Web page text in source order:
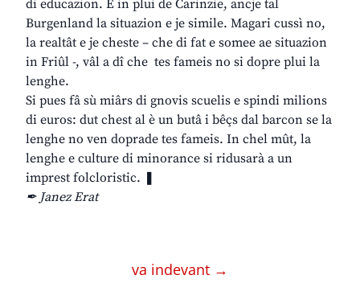
di educazion. E in plui de Carinzie, ancje tal
Burgenland la situazion e je simile. Magari cussì no,
la realtât e je cheste – che di fat e somee ae situazion
in Friûl -, vâl a dî che tes fameis no si dopre plui la
lenghe.
Si pues fâ sù miârs di gnovis scuelis e spindi milions
di euros: dut chest al è un butâ i bêçs dal barcon se la
lenghe no ven doprade tes fameis. In chel mût, la
lenghe e culture di minorance si ridusarà a un
imprest folcloristic. ❚
✒ Janez Erat
va indevant →